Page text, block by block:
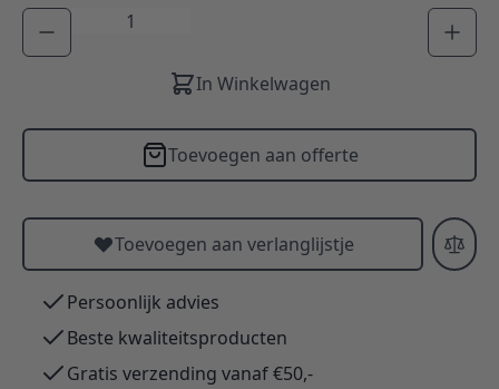
Aantal
In Winkelwagen
Toevoegen aan offerte
Toevoegen aan verlanglijstje
Persoonlijk advies
Beste kwaliteitsproducten
Gratis verzending vanaf €50,-